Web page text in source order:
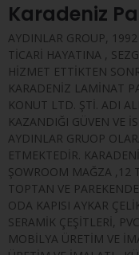
Karadeniz
AYDINLAR GROUP,
TİCARİ HAYATINA ,
HİZMET ETTİKTEN
KARADENİZ LAMİNAT
KONUT LTD. ŞTİ. ADI
KAZANDIĞI GÜVEN VE
AYDINLAR GRUOP
ETMEKTEDİR.
ŞOWROOM MAĞZA ,12
TOPTAN VE
ODA KAPISI AYKAR
SERAMİK ÇEŞİTLERİ,
MOBİLYA ÜRETİM VE